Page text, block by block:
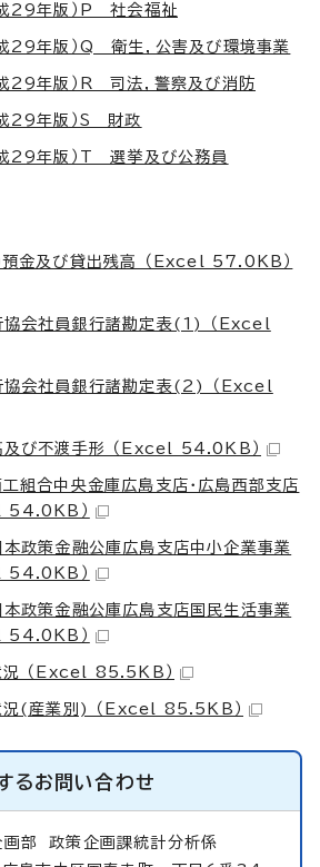
29年版）P 社会福祉
29年版）Q 衛生，公害及び環境事業
29年版）R 司法，警察及び消防
29年版）S 財政
29年版）T 選挙及び公務員
金及び貸出残高 （Excel 57.0KB）
会社員銀行諸勘定表(1) （Excel
会社員銀行諸勘定表(2) （Excel
び不渡手形 （Excel 54.0KB）
組合中央金庫広島支店・広島西部支店
54.0KB）
政策金融公庫広島支店中小企業事業
54.0KB）
政策金融公庫広島支店国民生活事業
54.0KB）
（Excel 85.5KB）
(産業別) （Excel 85.5KB）
るお問い合わせ
画部政策企画課統計分析係